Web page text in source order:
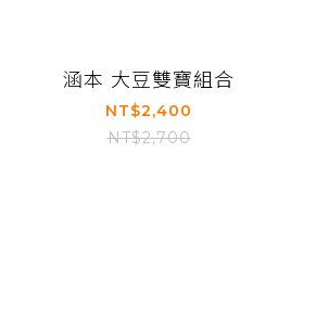
涵本 大豆雙寶組合
NT$2,400
NT$2,700